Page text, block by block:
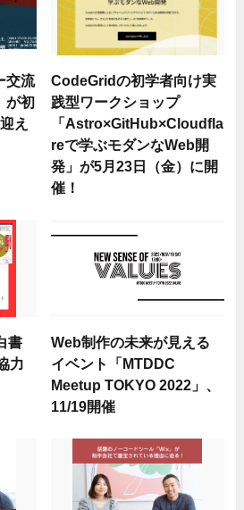
交流
が初
え
CodeGridの初学者向け実
践型ワークショップ
「Astro×GitHub×Cloudfla
reで学ぶモダンなWeb開
発」が5月23日（金）に開
催！
書
力
Web制作の未来が見える
イベント「MTDDC
Meetup TOKYO 2022」、
11/19開催